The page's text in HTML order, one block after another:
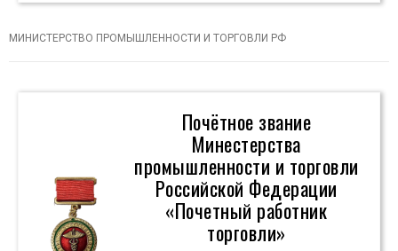
МИНИСТЕРСТВО ПРОМЫШЛЕННОСТИ И ТОРГОВЛИ РФ
Почётное звание
Минестерства
промышленности и торговли
Российской Федерации
«Почетный работник
торговли»